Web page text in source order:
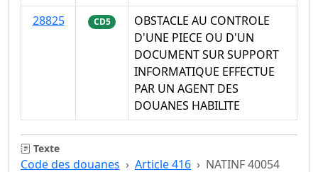
28825
CD5
OBSTACLE AU CONTROLE
D'UNE PIECE OU D'UN
DOCUMENT SUR SUPPORT
INFORMATIQUE EFFECTUE
PAR UN AGENT DES
DOUANES HABILITE
Texte
Code des douanes Article 416 NATINF 40054